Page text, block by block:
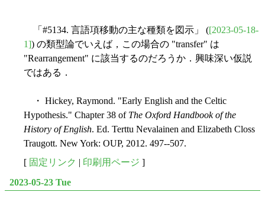
「#5134. 言語項移動の主な種類を図示」 ([2023-05-18-
1]) の類型論でいえば，この場合の "transfer" は
"Rearrangement" に該当するのだろうか．興味深い仮説
ではある．
・ Hickey, Raymond. "Early English and the Celtic
Hypothesis." Chapter 38 of The Oxford Handbook of the
History of English. Ed. Terttu Nevalainen and Elizabeth Closs
Traugott. New York: OUP, 2012. 497--507.
[ 固定リンク | 印刷用ページ ]
2023-05-23 Tue